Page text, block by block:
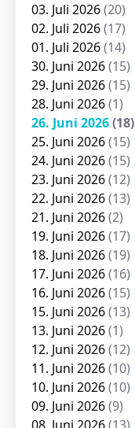
03. Juli 2026(20)
02. Juli 2026(17)
01. Juli 2026(14)
30. Juni 2026(15)
29. Juni 2026(15)
28. Juni 2026(1)
26. Juni 2026(18)
25. Juni 2026(15)
24. Juni 2026(15)
23. Juni 2026(12)
22. Juni 2026(13)
21. Juni 2026(2)
19. Juni 2026(17)
18. Juni 2026(19)
17. Juni 2026(16)
16. Juni 2026(15)
15. Juni 2026(13)
13. Juni 2026(1)
12. Juni 2026(12)
11. Juni 2026(10)
10. Juni 2026(10)
09. Juni 2026(9)